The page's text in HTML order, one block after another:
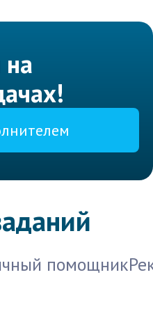
помощник